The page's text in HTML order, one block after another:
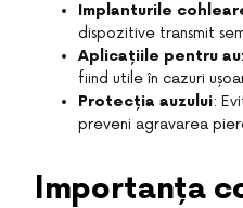
Implanturile
dispozitive transmit
Aplicațiile pentru
fiind utile în cazuri
Protecția auzului:
preveni agravarea
Importanța